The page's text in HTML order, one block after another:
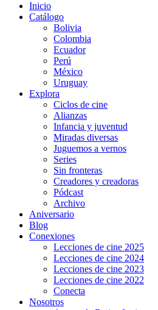
Inicio
Catálogo
Bolivia
Colombia
Ecuador
Perú
México
Uruguay
Explora
Ciclos de cine
Alianzas
Infancia y juventud
Miradas diversas
Juguemos a vernos
Series
Sin fronteras
Creadores y creadoras
Pódcast
Archivo
Aniversario
Blog
Conexiones
Lecciones de cine 2025
Lecciones de cine 2024
Lecciones de cine 2023
Lecciones de cine 2022
Conecta
Nosotros